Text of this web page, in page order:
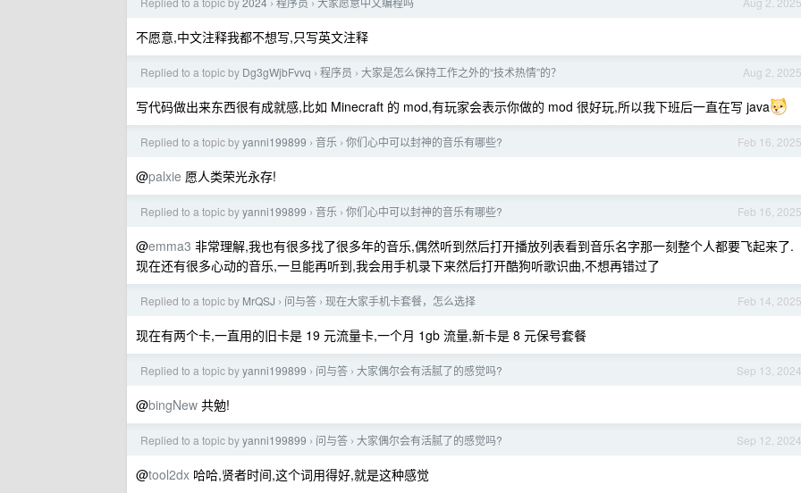
› ›
不愿意,中文注释我都不想写,只写英文注释
Aug 2, 2025
Replied to a topic by Dg3gWjbFvvq › 程序员 › 大家是怎么保持工作之外的“技术热情”的？
写代码做出来东西很有成就感,比如 Minecraft 的 mod,有玩家会表示你做的 mod 很好玩,所以我下班后一直在写 java
Feb 16, 2025
Replied to a topic byyanni199899 › 音乐 › 你们心中可以封神的音乐有哪些?
@palxie 愿人类荣光永存!
Feb 16, 2025
Replied to a topic byyanni199899 › 音乐 › 你们心中可以封神的音乐有哪些?
@emma3 非常理解,我也有很多找了很多年的音乐,偶然听到然后打开播放列表看到音乐名字那一刻整个人都要飞起来了.
现在还有很多心动的音乐,一旦能再听到,我会用手机录下来然后打开酷狗听歌识曲,不想再错过了
Feb 14, 2025
Replied to a topic by MrQSJ › 问与答 › 现在大家手机卡套餐，怎么选择
现在有两个卡,一直用的旧卡是 19 元流量卡,一个月 1gb 流量,新卡是 8 元保号套餐
Sep 13, 2024
Replied to a topic byyanni199899 › 问与答 › 大家偶尔会有活腻了的感觉吗?
@bingNew 共勉!
Sep 12, 2024
Replied to a topic byyanni199899 › 问与答 › 大家偶尔会有活腻了的感觉吗?
@tool2dx 哈哈,贤者时间,这个词用得好,就是这种感觉